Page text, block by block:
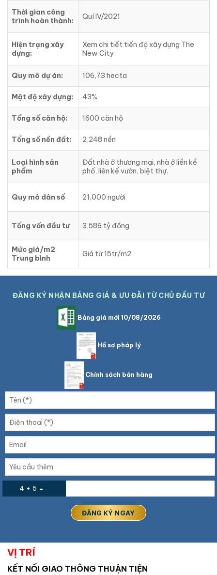
Thời gian công
trình hoàn thành:
Quí IV/2021
Hiện trạng xây
dựng:
Xem chi tiết tiến độ xây dựng The
New City
Quy mô dự án: 106,73 hecta
Mật độ xây dựng: 43%
Tổng số căn hộ: 1600 căn hộ
Tổng số nền đất: 2,248 nền
Loại hình sản
phẩm
Đất nhà ở thương mại, nhà ở liền kề
phố, liên kế vườn, biệt thự.
Quy mô dân số 21,000 người
Tổng vốn đầu tư 3,586 tỷ đồng
Mức giá/m2
Trung bình
Giá từ 15tr/m2
ĐĂNG KÝ NHẬN BẢNG GIÁ & ƯU ĐÃI TỪ CHỦ ĐẦU TƯ
Bảng giá mới 10/08/2026
Hồ sơ pháp lý
Chính sách bán hàng
4 + 5 =
VỊ TRÍ
KẾT NỐI GIAO THÔNG THUẬN TIỆN